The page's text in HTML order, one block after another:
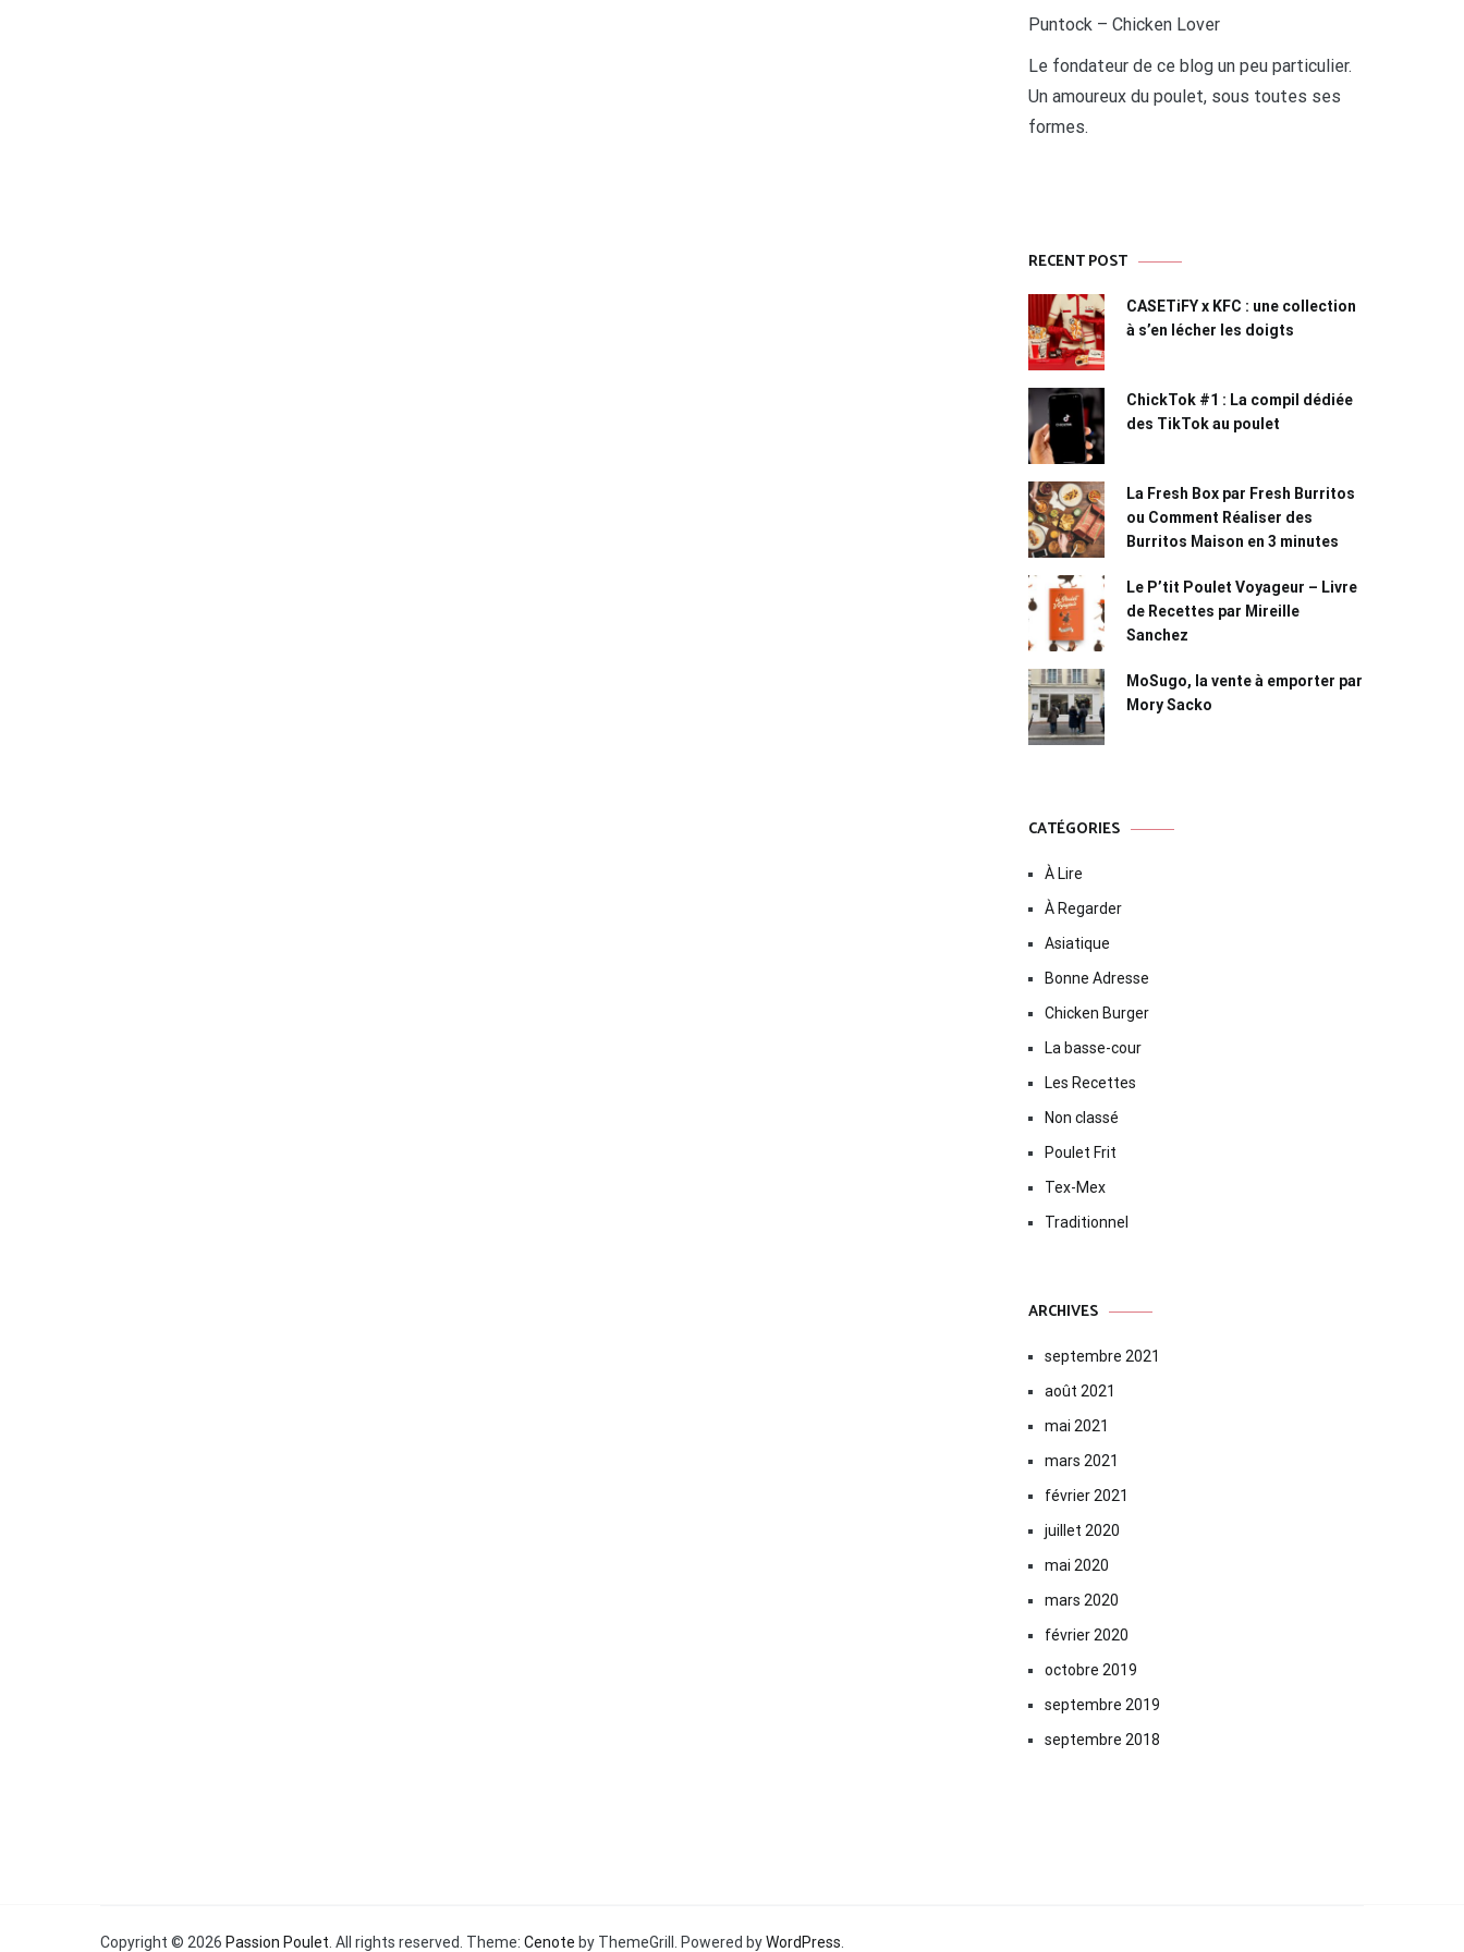
Puntock – Chicken Lover
Le fondateur de ce blog un peu particulier.
Un amoureux du poulet, sous toutes ses
formes.
RECENT POST
CASETiFY x KFC : une collection
à s’en lécher les doigts
ChickTok #1 : La compil dédiée
des TikTok au poulet
La Fresh Box par Fresh Burritos
ou Comment Réaliser des
Burritos Maison en 3 minutes
Le P’tit Poulet Voyageur – Livre
de Recettes par Mireille
Sanchez
MoSugo, la vente à emporter par
Mory Sacko
CATÉGORIES
À Lire
À Regarder
Asiatique
Bonne Adresse
Chicken Burger
La basse-cour
Les Recettes
Non classé
Poulet Frit
Tex-Mex
Traditionnel
ARCHIVES
septembre 2021
août 2021
mai 2021
mars 2021
février 2021
juillet 2020
mai 2020
mars 2020
février 2020
octobre 2019
septembre 2019
septembre 2018
Copyright © 2026 Passion Poulet . All rights reserved. Theme: Cenote by ThemeGrill. Powered byWordPress